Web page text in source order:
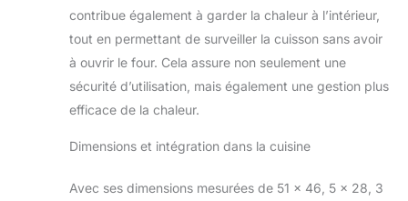
contribue également à garder la chaleur à l’intérieur,
tout en permettant de surveiller la cuisson sans avoir
à ouvrir le four. Cela assure non seulement une
sécurité d’utilisation, mais également une gestion plus
efficace de la chaleur.
Dimensions et intégration dans la cuisine
Avec ses dimensions mesurées de 51 x 46, 5 x 28, 3